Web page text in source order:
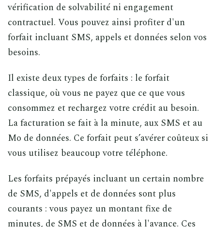
vérification de solvabilité ni engagement
contractuel. Vous pouvez ainsi profiter d'un
forfait incluant SMS, appels et données selon vos
besoins.
Il existe deux types de forfaits : le forfait
classique, où vous ne payez que ce que vous
consommez et rechargez votre crédit au besoin.
La facturation se fait à la minute, aux SMS et au
Mo de données. Ce forfait peut s’avérer coûteux si
vous utilisez beaucoup votre téléphone.
Les forfaits prépayés incluant un certain nombre
de SMS, d'appels et de données sont plus
courants : vous payez un montant fixe de
minutes, de SMS et de données à l'avance. Ces